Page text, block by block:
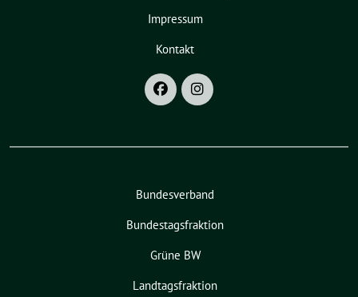
Impressum
Kontakt
Bundesverband
Bundestagsfraktion
Grüne BW
Landtagsfraktion